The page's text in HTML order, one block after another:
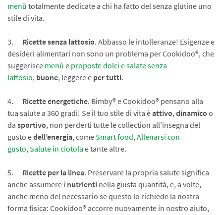
menù totalmente dedicate a chi ha fatto del senza glutine uno
stile di vita.
3. Ricette senza lattosio. Abbasso le intolleranze! Esigenze e
desideri alimentari non sono un problema per Cookidoo®, che
suggerisce menù e proposte dolci e salate senza
lattosio, buone, leggere e per tutti.
4. Ricette energetiche. Bimby® e Cookidoo® pensano alla
tua salute a 360 gradi! Se il tuo stile di vita èattivo, dinamico o
da sportivo, non perderti tutte le collection all’insegna del
gusto edell’energia, comeSmart food, Allenarsi con
gusto, Salute in ciotola e tante altre.
5. Ricette per la linea. Preservare la propria salute significa
anche assumere i nutrienti nella giusta quantità, e, a volte,
anche meno del necessario se questo lo richiede la nostra
forma fisica: Cookidoo® accorre nuovamente in nostro aiuto,